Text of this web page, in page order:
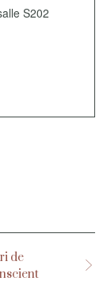
S202
de